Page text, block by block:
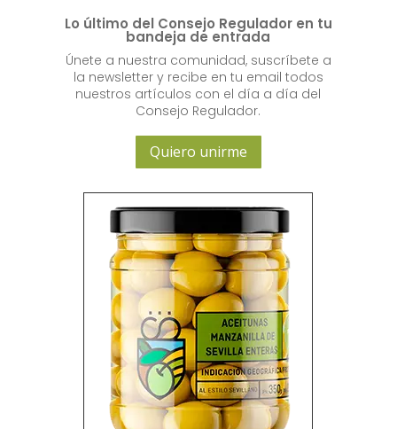
Lo último del Consejo Regulador en tu
bandeja de entrada
Únete a nuestra comunidad, suscríbete a
la newsletter y recibe en tu email todos
nuestros artículos con el día a día del
Consejo Regulador.
Quiero unirme